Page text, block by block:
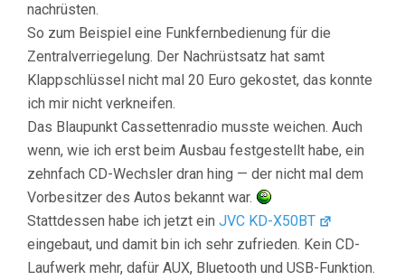
nachrüsten.
So zum Beispiel eine Funkfernbedienung für die
Zentralverriegelung. Der Nachrüstsatz hat samt
Klappschlüssel nicht mal 20 Euro gekostet, das konnte
ich mir nicht verkneifen.
Das Blaupunkt Cassettenradio musste weichen. Auch
wenn, wie ich erst beim Ausbau festgestellt habe, ein
zehnfach CD-Wechsler dran hing — der nicht mal dem
Vorbesitzer des Autos bekannt war.
Stattdessen habe ich jetzt ein JVC KD-X50BT
eingebaut, und damit bin ich sehr zufrieden. Kein CD-
Laufwerk mehr, dafür AUX, Bluetooth und USB-Funktion.